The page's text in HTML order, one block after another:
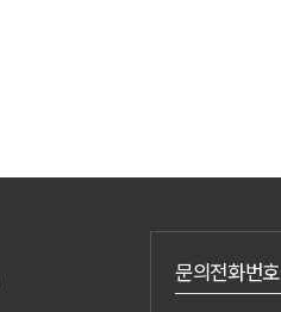
문의전화번호